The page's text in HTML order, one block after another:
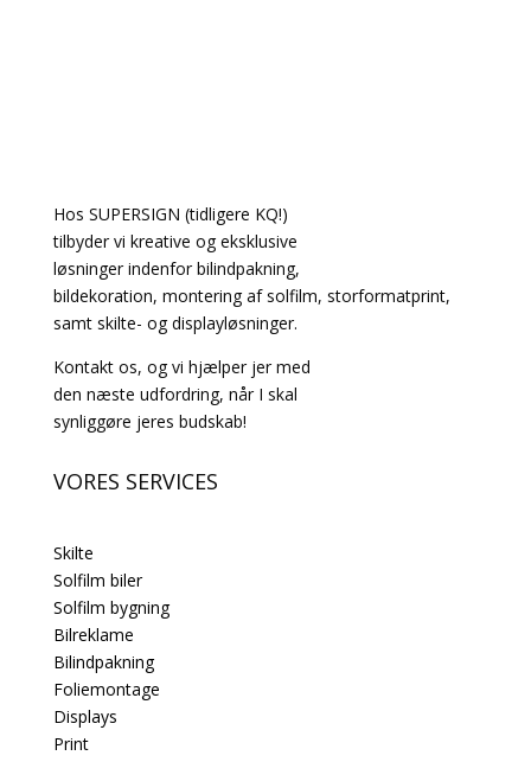
Hos SUPERSIGN (tidligere KQ!)
tilbyder vi kreative og eksklusive
løsninger indenfor bilindpakning,
bildekoration, montering af solfilm, storformatprint,
samt skilte- og displayløsninger.
Kontakt os, og vi hjælper jer med
den næste udfordring, når I skal
synliggøre jeres budskab!
VORES SERVICES
Skilte
Solfilm biler
Solfilm bygning
Bilreklame
Bilindpakning
Foliemontage
Displays
Print